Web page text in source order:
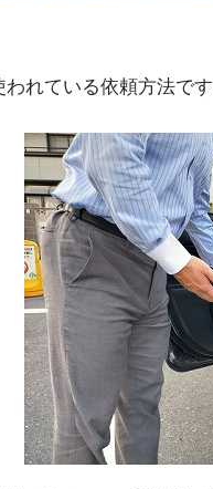
れている依頼方法です